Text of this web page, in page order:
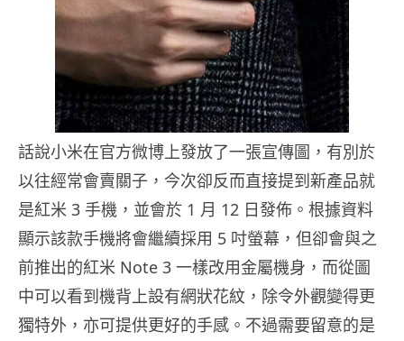
話說小米在官方微博上發放了一張宣傳圖，有別於
以往經常會賣關子，今次卻反而直接提到新產品就
是紅米 3 手機，並會於 1 月 12 日發佈。根據資料
顯示該款手機將會繼續採用 5 吋螢幕，但卻會與之
前推出的紅米 Note 3 一樣改用金屬機身，而從圖
中可以看到機背上設有網狀花紋，除令外觀變得更
獨特外，亦可提供更好的手感。不過需要留意的是